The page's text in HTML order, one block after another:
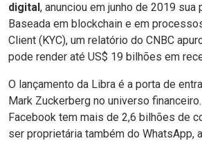
digital , anunciou em junho de 2019 sua
Baseada em blockchain e em
Client (KYC), um relatório do CNBC
pode render até US$ 19 bilhões em
O lançamento da Libra é a porta de
Mark Zuckerberg no universo
Facebook tem mais de 2,6 bilhões de
ser proprietária também do WhatsApp,